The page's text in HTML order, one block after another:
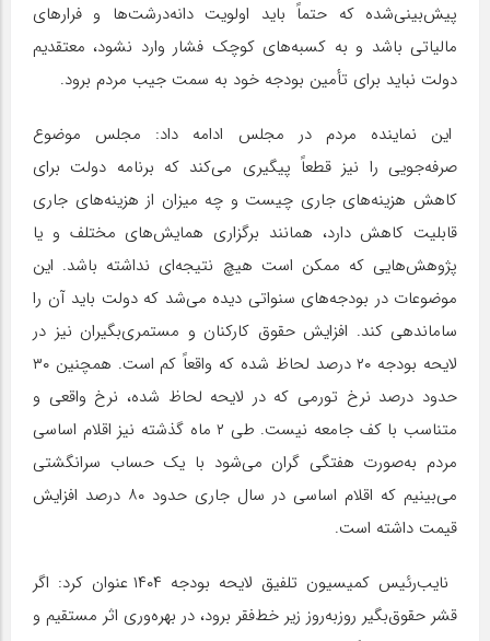
پیش‌بینی‌شده که حتماً باید اولویت دانه‌درشت‌ها و فرارهای
مالیاتی باشد و به کسبه‌های کوچک فشار وارد نشود، معتقدیم
دولت نباید برای تأمین بودجه خود به سمت جیب مردم برود.
این نماینده مردم در مجلس ادامه داد: مجلس موضوع
صرفه‌جویی را نیز قطعاً پیگیری می‌کند که برنامه دولت برای
کاهش هزینه‌های جاری چیست و چه میزان از هزینه‌های جاری
قابلیت کاهش دارد، همانند برگزاری همایش‌های مختلف و یا
پژوهش‌هایی که ممکن است هیچ نتیجه‌ای نداشته باشد. این
موضوعات در بودجه‌های سنواتی دیده می‌شد که دولت باید آن را
ساماندهی کند. افزایش حقوق کارکنان و مستمری‌بگیران نیز در
لایحه بودجه ۲۰ درصد لحاظ شده که واقعاً کم است. همچنین ۳۰
حدود درصد نرخ تورمی که در لایحه لحاظ شده، نرخ واقعی و
متناسب با کف جامعه نیست. طی ۲ ماه گذشته نیز اقلام اساسی
مردم به‌صورت هفتگی گران می‌شود با یک حساب سرانگشتی
می‌بینیم که اقلام اساسی در سال جاری حدود ۸۰ درصد افزایش
قیمت داشته است.
نایب‌رئیس کمیسیون تلفیق لایحه بودجه ۱۴۰۴ عنوان کرد: اگر
قشر حقوق‌بگیر روزبه‌روز زیر خط‌فقر برود، در بهره‌وری اثر مستقیم و